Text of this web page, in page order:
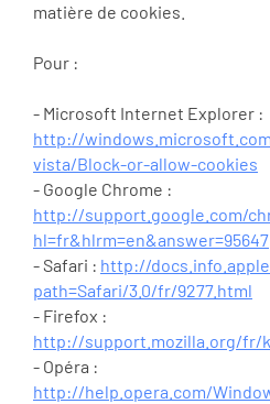
matière de cookies.
Pour :
- Microsoft Internet Explorer :
http://
vista/Block-or-allow-cookies
- Google Chrome :
http://support.google.com/
hl=fr&hlrm=en&answer=95647
- Safari : http://
path=Safari/3.0/fr/9277.html
- Firefox :
http://support.mozilla.org/fr/
- Opéra :
http://help.opera.com/